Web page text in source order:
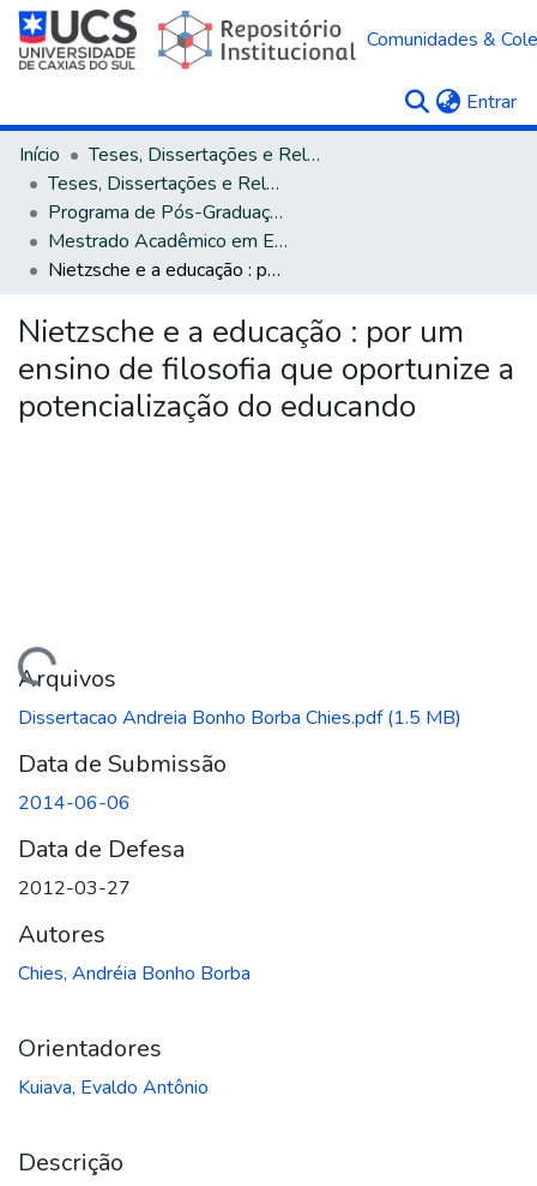
Comunidades &
Entrar
Início
Teses, Dissertações e Relatórios
Teses, Dissertações e Relatórios defendidos na UCS
Programa de Pós-Graduação em Educação
Mestrado Acadêmico em Educação
Nietzsche e a educação : por um ensino de filosofia que oportunize a potencialização do educando
Nietzsche e a educação : por um
ensino de filosofia que oportunize a
potencialização do educando
Arquivos
Dissertacao Andreia Bonho Borba Chies.pdf(1.5 MB)
Data de Submissão
2014-06-06
Data de Defesa
2012-03-27
Autores
Chies, Andréia Bonho Borba
Orientadores
Kuiava, Evaldo Antônio
Descrição